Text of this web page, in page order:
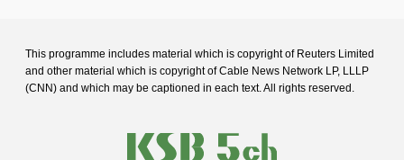
This programme includes material which is copyright of Reuters Limited
and other material which is copyright of Cable News Network LP, LLLP
(CNN) and which may be captioned in each text. All rights reserved.